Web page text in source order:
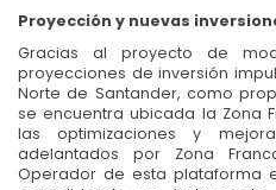
Proyección y nuevas
Gracias al proyecto de
proyecciones de inversión
Norte de Santander, como
se encuentra ubicada la Zona
las optimizaciones y
adelantados por Zona
Operador de esta plataforma